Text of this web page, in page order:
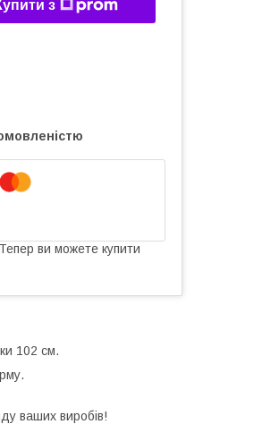
з
ви можете купити
102 см.
ваших виробів!